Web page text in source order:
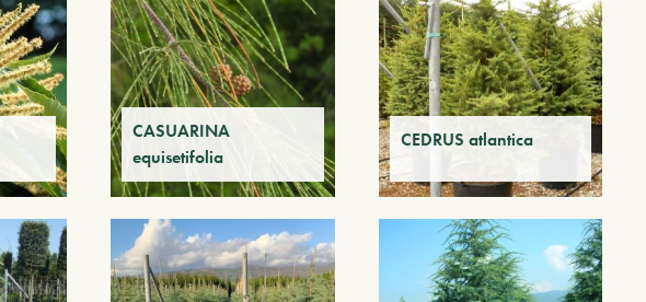
CASUARINA
equisetifolia
CEDRUS atlantica